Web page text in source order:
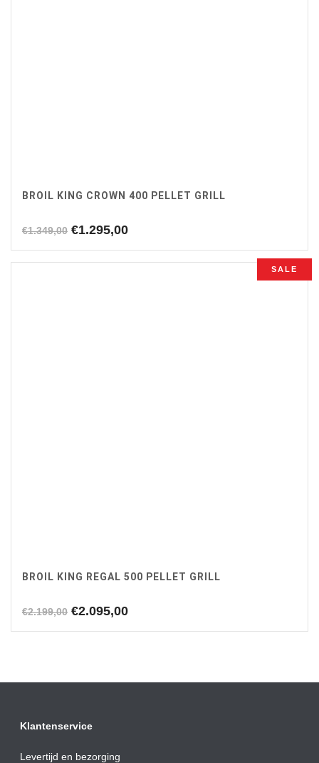
BROIL KING CROWN 400 PELLET GRILL
€1.349,00 Oorspronkelijke
was:
€1.295,00Huidige
is:
SALE
BROIL KING REGAL 500 PELLET GRILL
€2.199,00 Oorspronkelijke
€2.095,00Huidige
Klantenservice
Levertijd en bezorging